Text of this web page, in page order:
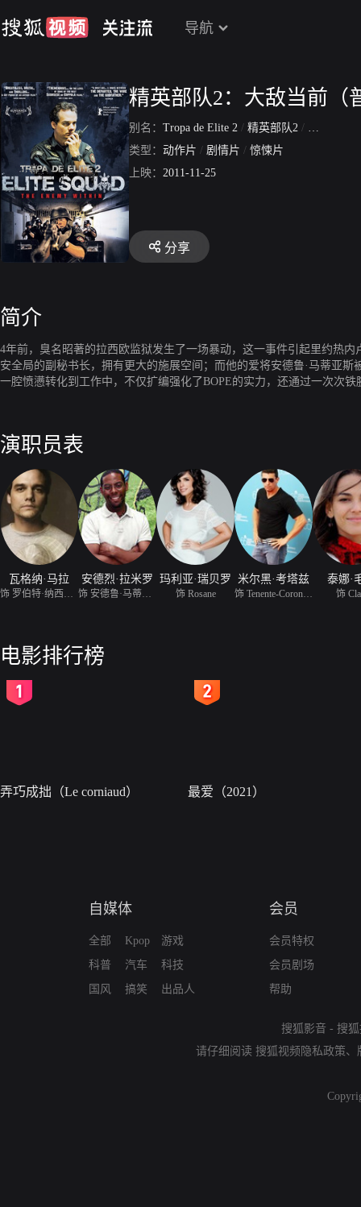
导航
精英部队2：大敌当前（
别名： Tropa de Elite 2 / 精英部队2 / 精锐部队2
类型： 动作片 / 剧情片 / 惊悚片
上映： 2011-11-25
分享
简介
4年前，臭名昭著的拉西欧监狱发生了一场暴动，这一事件引起里约热
安全局的副秘书长，拥有更大的施展空间；而他的爱将安德鲁·马蒂亚
一腔愤懑转化到工作中，不仅扩编强化了BOPE的实力，还通过一次
演职员表
瓦格纳·马拉 安德烈·拉米罗 玛利亚·瑞贝罗
饰 Rosane
米尔黑·考塔兹 泰娜·
饰
电影排行榜
弄巧成拙（Le corniaud） 最爱（2021）
自媒体
全部
科普
国风
Kpop
汽车
搞笑
游戏
科技
出品人
会员
会员特权
会员剧场
帮助
搜狐影音 - 搜
请仔细阅读 搜狐视频隐私政策、